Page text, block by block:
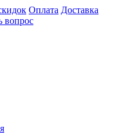
Оплата Доставка
вопрос